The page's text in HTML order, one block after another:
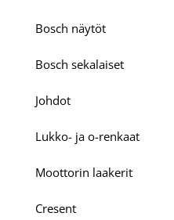
Bosch näytöt
Bosch sekalaiset
Johdot
Lukko- ja o-renkaat
Moottorin laakerit
Cresent